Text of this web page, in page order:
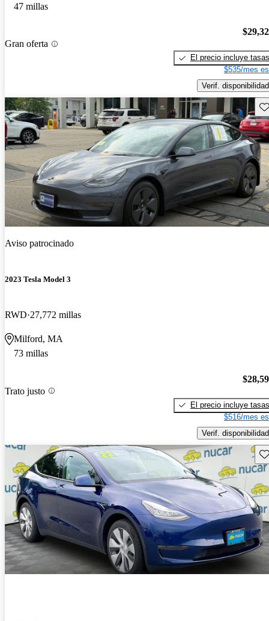
47 millas
Gran oferta
El precio incluye tasas
$535/mes
Verif. disponibilidad
Aviso patrocinado
2023 Tesla Model 3
RWD 27,772 millas
Milford, MA
73 millas
Trato justo
El precio incluye tasas
$516/mes
Verif. disponibilidad